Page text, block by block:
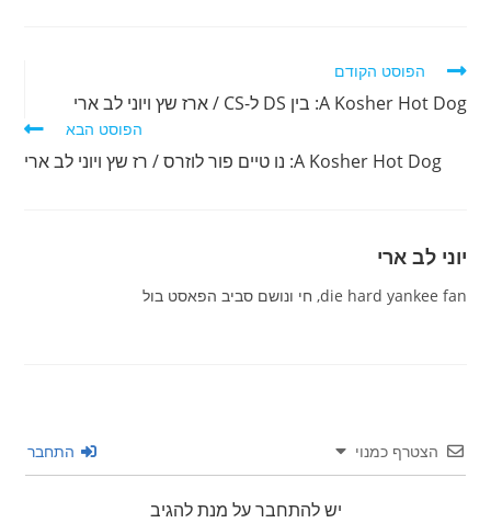
לקרוא
נוספים
הפוסט הקודם
A Kosher Hot Dog: בין DS ל-CS / ארז שץ ויוני לב ארי
הפוסט הבא
A Kosher Hot Dog: נו טיים פור לוזרס / רז שץ ויוני לב ארי
יוני לב ארי
die hard yankee fan, חי ונושם סביב הפאסט בול
הצטרף כמנוי התחבר
יש להתחבר על מנת להגיב